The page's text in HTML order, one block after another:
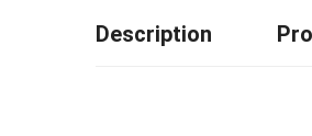
Description